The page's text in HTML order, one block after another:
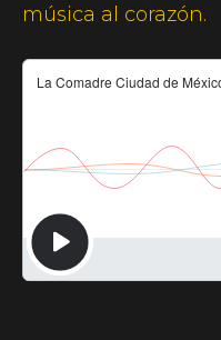
música al corazón.